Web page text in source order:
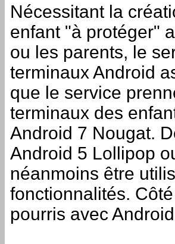
Nécessitant la
enfant "à protéger"
ou les parents, le
terminaux Android
que le service
terminaux des
Android 7 Nougat.
Android 5 Lollipop
néanmoins être
fonctionnalités.
pourris avec